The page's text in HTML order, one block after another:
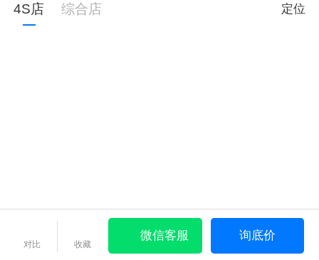
4S店 综合店 定位
对比 收藏
微信客服 询底价